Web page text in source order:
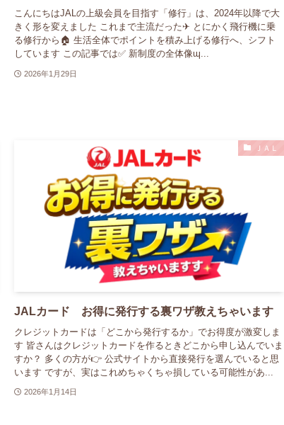
こんにちはJALの上級会員を目指す「修行」は、2024年以降で大
きく形を変えました これまで主流だった✈ とにかく飛行機に乗
る修行から🏠 生活全体でポイントを積み上げる修行へ、シフト
しています この記事では✅ 新制度の全体像ɰ...
2026年1月29日
ＪＡＬ
JALカード お得に発行する裏ワザ教えちゃいます
クレジットカードは「どこから発行するか」でお得度が激変しま
す 皆さんはクレジットカードを作るときどこから申し込んでいま
すか？ 多くの方が👉 公式サイトから直接発行を選んでいると思
います ですが、実はこれめちゃくちゃ損している可能性があ...
2026年1月14日